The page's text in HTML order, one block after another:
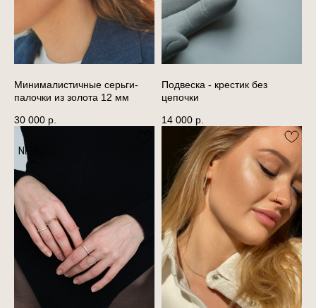
Минималистичные серьги-
палочки из золота 12 мм
30 000 р.
Подвеска - крестик без
цепочки
14 000 р.
NEW